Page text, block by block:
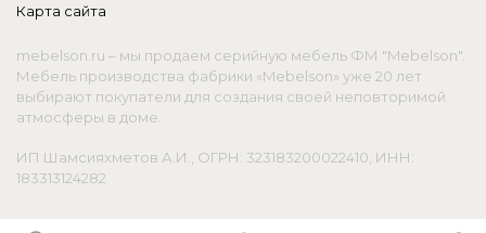
Карта сайта
mebelson.ru – мы продаем серийную мебель ФМ "Mebelson".
Мебель производства фабрики «Mebelson» уже 20 лет
выбирают покупатели для создания своей неповторимой
атмосферы в доме.
ИП Шамсияхметов А.И., ОГРН: 323183200022410, ИНН:
183313124282